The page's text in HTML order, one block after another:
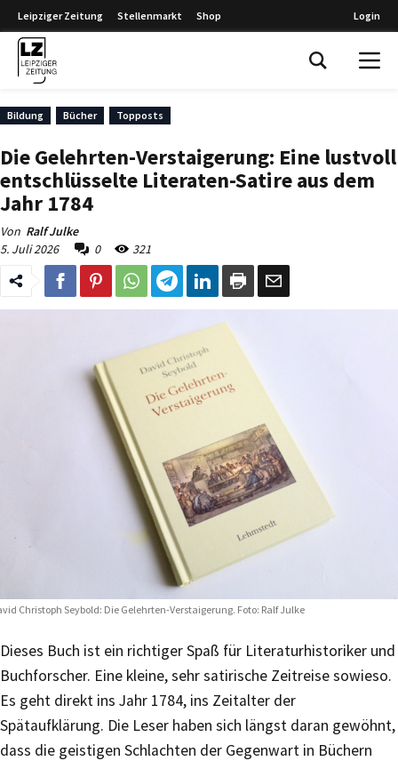
Leipziger Zeitung Stellenmarkt Shop Login
Bildung Bücher Topposts
Die Gelehrten-Verstaigerung: Eine lustvoll
entschlüsselte Literaten-Satire aus dem
Jahr 1784
Von Ralf Julke
5. Juli 2026
0 321
Christoph Seybold: Die Gelehrten-Verstaigerung. Foto: Ralf Julke
Dieses Buch ist ein richtiger Spaß für Literaturhistoriker und
Buchforscher. Eine kleine, sehr satirische Zeitreise sowieso.
Es geht direkt ins Jahr 1784, ins Zeitalter der
Spätaufklärung. Die Leser haben sich längst daran gewöhnt,
dass die geistigen Schlachten der Gegenwart in Büchern